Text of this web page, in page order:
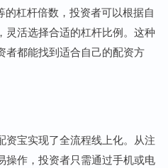
杠杆倍数，投资者可以根据自
灵活选择合适的杠杆比例。这种
者都能找到适合自己的配资方
资宝实现了全流程线上化。从注
操作，投资者只需通过手机或电